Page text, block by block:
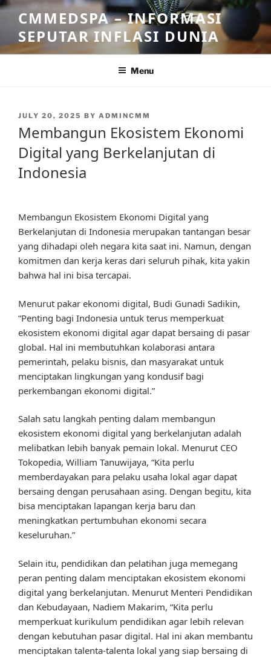
Skip
content
CMMEDSPA – INFORMASI
SEPUTAR INFLASI DUNIA
Menu
POSTED
JULY 20, 2025 BY ADMINCMM
Membangun Ekosistem Ekonomi
Digital yang Berkelanjutan di
Indonesia
Membangun Ekosistem Ekonomi Digital yang
Berkelanjutan di Indonesia merupakan tantangan besar
yang dihadapi oleh negara kita saat ini. Namun, dengan
komitmen dan kerja keras dari seluruh pihak, kita yakin
bahwa hal ini bisa tercapai.
Menurut pakar ekonomi digital, Budi Gunadi Sadikin,
“Penting bagi Indonesia untuk terus memperkuat
ekosistem ekonomi digital agar dapat bersaing di pasar
global. Hal ini membutuhkan kolaborasi antara
pemerintah, pelaku bisnis, dan masyarakat untuk
menciptakan lingkungan yang kondusif bagi
perkembangan ekonomi digital.”
Salah satu langkah penting dalam membangun
ekosistem ekonomi digital yang berkelanjutan adalah
melibatkan lebih banyak pemain lokal. Menurut CEO
Tokopedia, William Tanuwijaya, “Kita perlu
memberdayakan para pelaku usaha lokal agar dapat
bersaing dengan perusahaan asing. Dengan begitu, kita
bisa menciptakan lapangan kerja baru dan
meningkatkan pertumbuhan ekonomi secara
keseluruhan.”
Selain itu, pendidikan dan pelatihan juga memegang
peran penting dalam menciptakan ekosistem ekonomi
digital yang berkelanjutan. Menurut Menteri Pendidikan
dan Kebudayaan, Nadiem Makarim, “Kita perlu
memperkuat kurikulum pendidikan agar lebih relevan
dengan kebutuhan pasar digital. Hal ini akan membantu
menciptakan talenta-talenta lokal yang siap bersaing di